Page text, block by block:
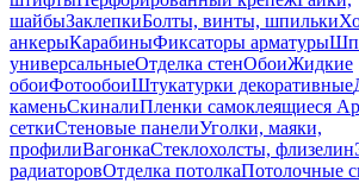
шайбыЗаклепкиБолты, винты, шпильки
анкерыКарабиныФиксаторы арматуры
универсальныеОтделка стенОбоиЖидкие
обоиФотообоиШтукатурки декоративные
каменьСкиналиПленки самоклеящиеся
сеткиСтеновые панелиУголки, маяки,
профилиВагонкаСтеклохолсты, флизелин
радиаторовОтделка потолкаПотолочные